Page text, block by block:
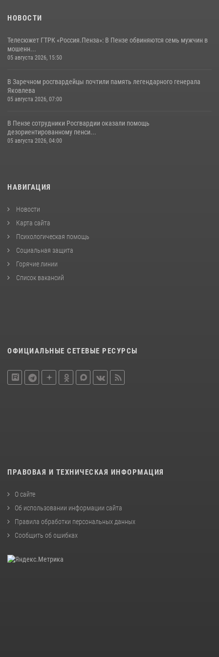
НОВОСТИ
Телесюжет ГТРК «Россия.Пенза»: В Пензе обвиняются семь мужчин в
мошенн...
05 августа 2026, 15:50
В Заречном росгвардейцы почтили память легендарного генерала
Яковлева
05 августа 2026, 07:00
В Пензе сотрудники Росгвардии оказали помощь
дезориентированному пенси...
05 августа 2026, 04:00
НАВИГАЦИЯ
Новости
Карта сайта
Психологическая помощь
Социальная защита
Горячие линии
Список вакансий
ОФИЦИАЛЬНЫЕ СЕТЕВЫЕ РЕСУРСЫ
ПРАВОВАЯ И ТЕХНИЧЕСКАЯ ИНФОРМАЦИЯ
О сайте
Об использовании информации сайта
Правила обработки персональных данных
Сообщить об ошибках